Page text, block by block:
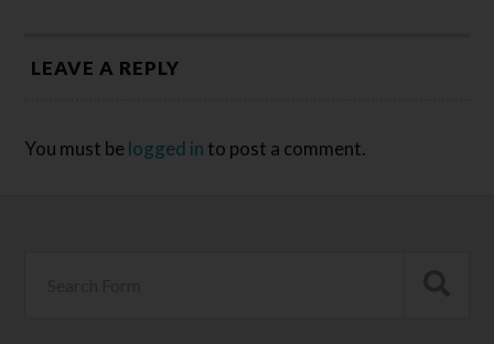
LEAVE A REPLY
You must be logged in to post a comment.